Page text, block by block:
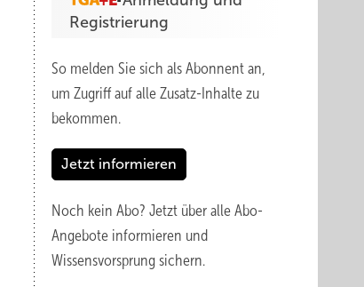
Registrierung
So melden Sie sich als Abonnent an,
um Zugriff auf alle Zusatz-Inhalte zu
bekommen.
Jetzt informieren
Noch kein Abo? Jetzt über alle Abo-
Angebote informieren und
Wissensvorsprung sichern.